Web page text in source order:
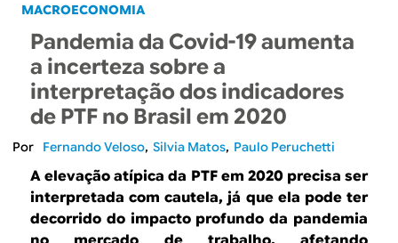
g
I
B
R
á
r
i
o
d
e
MACROECONOMIA
Pandemia da Covid-19 aumenta
a incerteza sobre a
interpretação dos indicadores
de PTF no Brasil em 2020
Fernando Veloso Silvia Matos Paulo Peruchetti
A elevação atípica da PTF em 2020 precisa ser
interpretada com cautela, já que ela pode ter
decorrido do impacto profundo da pandemia